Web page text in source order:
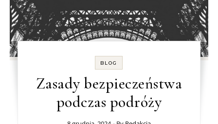
BLOG
Zasady bezpieczeństwa
podczas podróży